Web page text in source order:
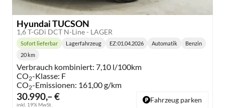
Hyundai TUCSON
1,6 T-GDi DCT N-Line - LAGER
30.990,– €
inkl. 19% MwSt.
Lieferzeit:
Sofort lieferbar Lagerfahrzeug EZ:01.04.2026
Getriebe:
Automatik
Kraftstoff:
Benzin
Kilometerstand:
20 km
Verbrauch kombiniert: 7,10 l/100km
CO2-Klasse: F
CO2-Emissionen: 161,00 g/km
Fahrzeug parken